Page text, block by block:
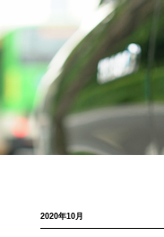
2020年10月